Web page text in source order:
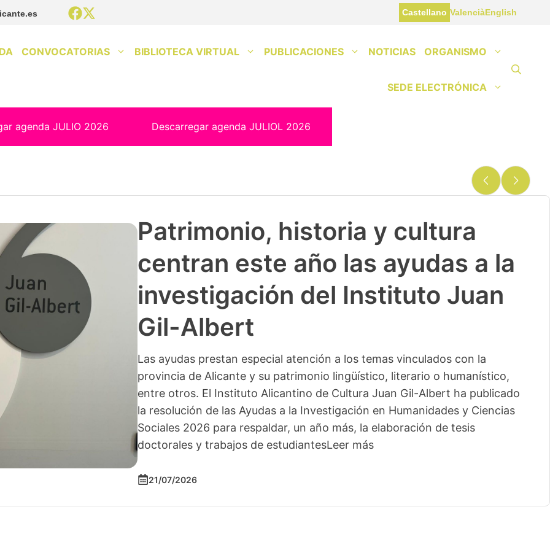
Castellano ValenciàEnglish
CONVOCATORIAS BIBLIOTECA VIRTUAL PUBLICACIONES NOTICIAS ORGANISMO
SEDE ELECTRÓNICA
agenda JULIO 2026 Descarregar agenda JULIOL 2026
Patrimonio, historia y cultura
centran este año las ayudas a la
investigación del Instituto Juan
Gil-Albert
Las ayudas prestan especial atención a los temas vinculados con la
provincia de Alicante y su patrimonio lingüístico, literario o humanístico,
entre otros. El Instituto Alicantino de Cultura Juan Gil-Albert ha publicado
la resolución de las Ayudas a la Investigación en Humanidades y Ciencias
Sociales 2026 para respaldar, un año más, la elaboración de tesis
doctorales y trabajos de estudiantesLeer más
21/07/2026